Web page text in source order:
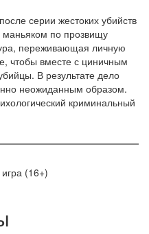
серии жестоких убийств
по прозвищу
переживающая личную
чтобы вместе с циничным
В результате дело
неожиданным образом.
криминальный
(16+)